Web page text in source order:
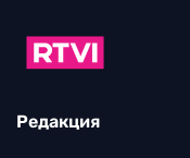
Редакция